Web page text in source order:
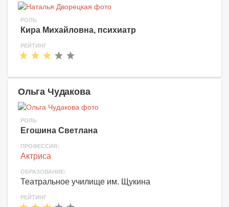
РОЛЬ
Кира Михайловна, психиатр
РЕЙТИНГ
Ольга Чудакова
РОЛЬ
Егошина Светлана
ПРОФЕССИЯ:
Актриса
ОБРАЗОВАНИЕ:
Театральное училище им. Щукина
РЕЙТИНГ